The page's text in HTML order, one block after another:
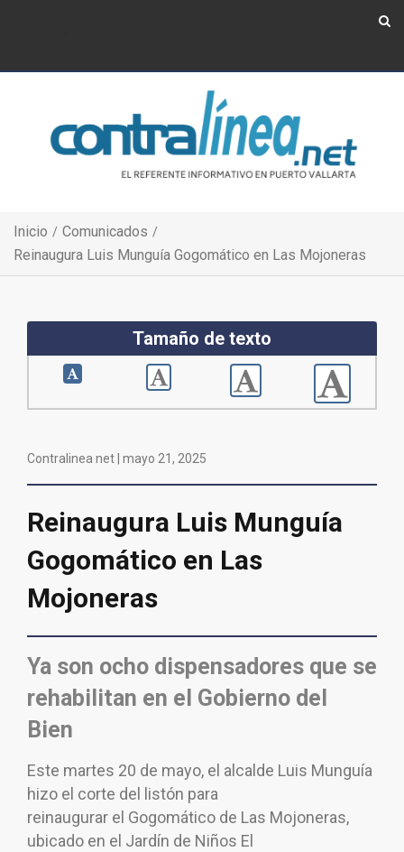
Inicio
Comunicados
Reinaugura Luis Munguía Gogomático en Las Mojoneras
Tamaño de texto
Contralinea net | mayo 21, 2025
Reinaugura Luis Munguía
Gogomático en Las
Mojoneras
Ya son ocho dispensadores que se
rehabilitan en el Gobierno del
Bien
Este martes 20 de mayo, el alcalde Luis Munguía
hizo el corte del listón para
reinaugurar el Gogomático de Las Mojoneras,
ubicado en el Jardín de Niños El